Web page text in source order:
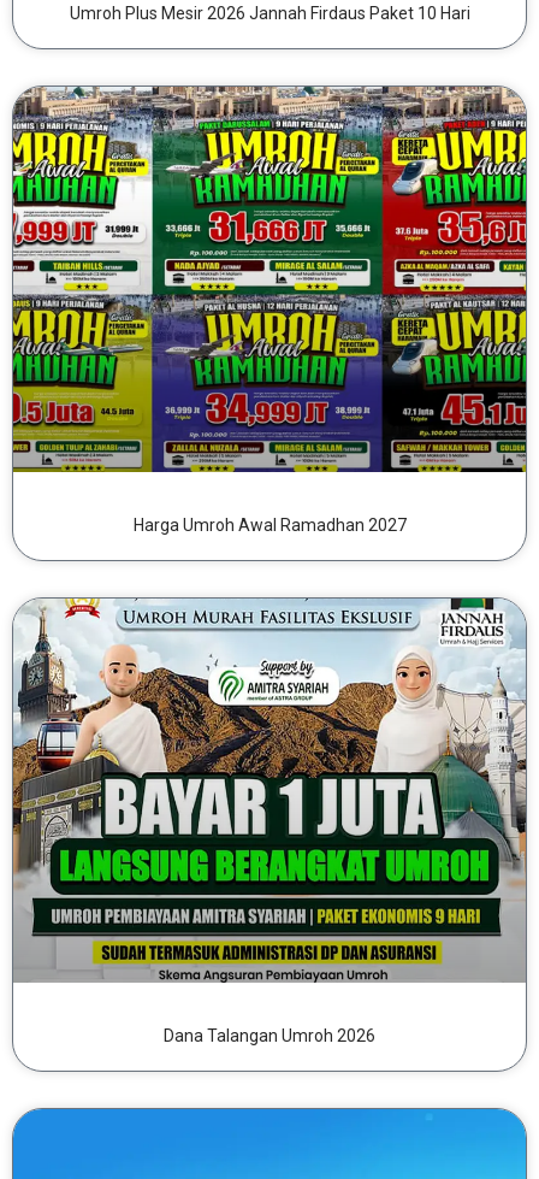
Umroh Plus Mesir 2026 Jannah Firdaus Paket 10 Hari
Harga Umroh Awal Ramadhan 2027
Dana Talangan Umroh 2026